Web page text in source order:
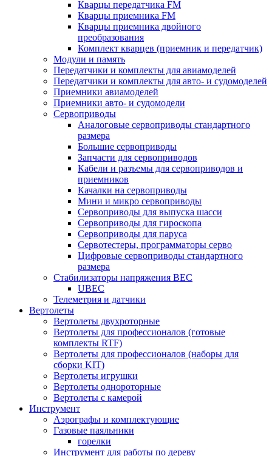
Кварцы передатчика FM
Кварцы приемника FM
Кварцы приемника двойного
преобразования
Комплект кварцев (приемник и передатчик)
Модули и память
Передатчики и комплекты для авиамоделей
Передатчики и комплекты для авто- и судомоделей
Приемники авиамоделей
Приемники авто- и судомодели
Сервоприводы
Аналоговые сервоприводы стандартного
размера
Большие сервоприводы
Запчасти для сервоприводов
Кабели и разъемы для сервоприводов и
приемников
Качалки на сервоприводы
Мини и микро сервоприводы
Сервоприводы для выпуска шасси
Сервоприводы для гироскопа
Сервоприводы для паруса
Сервотестеры, программаторы серво
Цифровые сервоприводы стандартного
размера
Стабилизаторы напряжения BEC
UBEC
Телеметрия и датчики
Вертолеты
Вертолеты двухроторные
Вертолеты для профессионалов (готовые
комплекты RTF)
Вертолеты для профессионалов (наборы для
сборки KIT)
Вертолеты игрушки
Вертолеты однороторные
Вертолеты с камерой
Инструмент
Аэрографы и комплектующие
Газовые паяльники
горелки
Инструмент для работы по дереву